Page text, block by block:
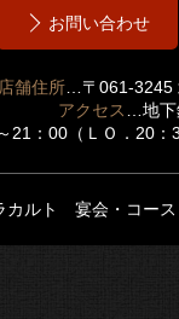
お問い合わせ
店舗住所 …〒061-3245
アクセス
…地
21：00（ＬＯ．20：
カルト 宴会・コース